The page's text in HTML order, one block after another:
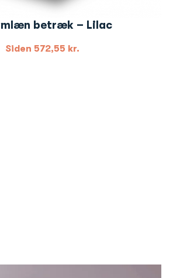
betræk – Lilac
Siden 572,55 kr.